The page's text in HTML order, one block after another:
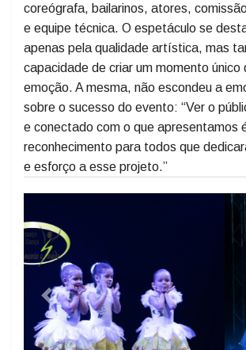
Segundo Tatiane Viganó produtora e
energia do público, que aplaudiu de pé
minutos, foi o reflexo de um trabalho
coreógrafa, bailarinos, atores,
e equipe técnica. O espetáculo se
apenas pela qualidade artística, mas
capacidade de criar um momento único
emoção. A mesma, não escondeu a
sobre o sucesso do evento: “Ver o
reconhecimento para todos que
e esforço a esse projeto.”